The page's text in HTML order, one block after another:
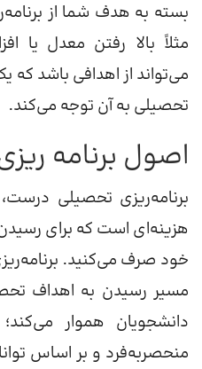
بسته به هدف شما از
مثلاً بالا رفتن معدل یا
می‌تواند از اهدافی باشد که
تحصیلی به آن توجه می‌کند.
اصول برنامه
برنامه‌ریزی تحصیلی
هزینه‌ای است که برای
خود صرف می‌کنید.
مسیر رسیدن به اهداف
دانشجویان هموار
منحصربه‌فرد و بر اساس